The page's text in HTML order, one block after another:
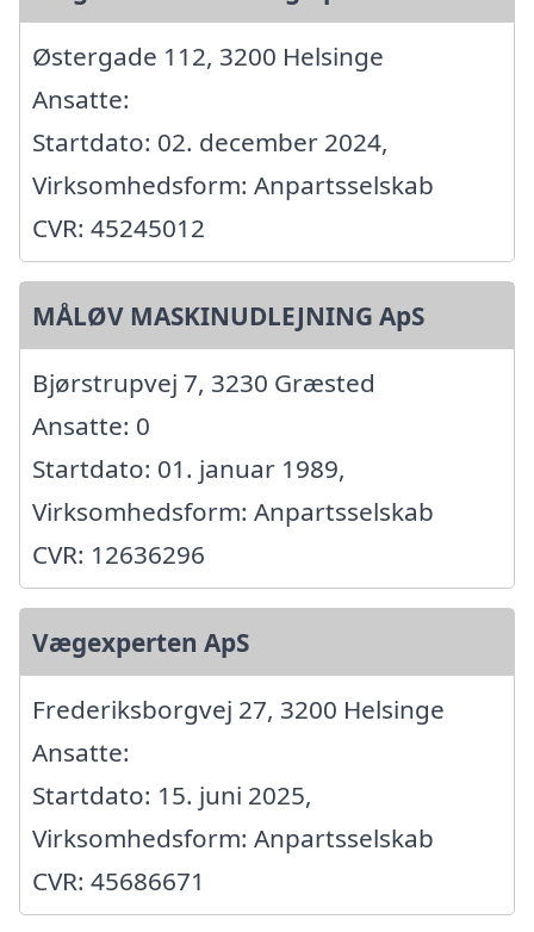
Østergade 112, 3200 Helsinge
Ansatte:
Startdato: 02. december 2024,
Virksomhedsform: Anpartsselskab
CVR: 45245012
MÅLØV MASKINUDLEJNING ApS
Bjørstrupvej 7, 3230 Græsted
Ansatte: 0
Startdato: 01. januar 1989,
Virksomhedsform: Anpartsselskab
CVR: 12636296
Vægexperten ApS
Frederiksborgvej 27, 3200 Helsinge
Ansatte:
Startdato: 15. juni 2025,
Virksomhedsform: Anpartsselskab
CVR: 45686671